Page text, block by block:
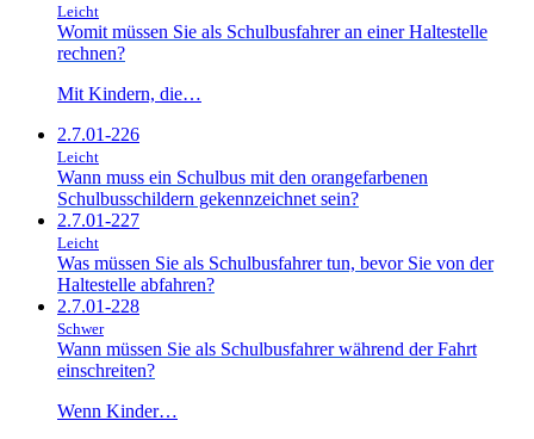
Leicht
Womit müssen Sie als Schulbusfahrer an einer Haltestelle
rechnen?
Mit Kindern, die…
2.7.01-226
Leicht
Wann muss ein Schulbus mit den orangefarbenen
Schulbusschildern gekennzeichnet sein?
2.7.01-227
Leicht
Was müssen Sie als Schulbusfahrer tun, bevor Sie von der
Haltestelle abfahren?
2.7.01-228
Schwer
Wann müssen Sie als Schulbusfahrer während der Fahrt
einschreiten?
Wenn Kinder…